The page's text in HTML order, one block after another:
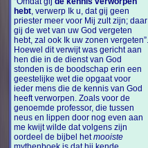
hebt, verwerp Ik u, dat gij geen
priester meer voor Mij zult zijn; daar
gij de wet van uw God vergeten
hebt, zal ook Ik uw zonen vergeten”.
Hoewel dit verwijt was gericht aan
hen die in de dienst van God
stonden is de boodschap erin een
geestelijke wet die opgaat voor
ieder mens die de kennis van God
heeft verworpen. Zoals voor de
genoemde professor, die tussen
neus en lippen door nog even aan
me kwijt wilde dat volgens zijn
oordeel de bijbel hetmooiste